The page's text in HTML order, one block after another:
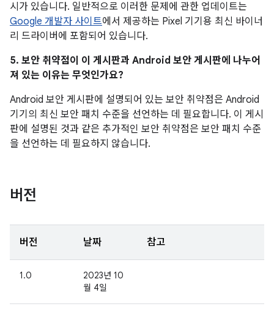
시가 있습니다. 일반적으로 이러한 문제에 관한 업데이트는
Google 개발자 사이트에서 제공하는 Pixel 기기용 최신 바이너
리 드라이버에 포함되어 있습니다.
5. 보안 취약점이 이 게시판과 Android 보안 게시판에 나누어
져 있는 이유는 무엇인가요?
Android 보안 게시판에 설명되어 있는 보안 취약점은 Android
기기의 최신 보안 패치 수준을 선언하는 데 필요합니다. 이 게시
판에 설명된 것과 같은 추가적인 보안 취약점은 보안 패치 수준
을 선언하는 데 필요하지 않습니다.
버전
버전 날짜 참고
1.0
2023년 10
월 4일